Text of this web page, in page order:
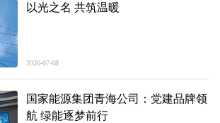
以光之名 共筑温暖
2026-07-08
国家能源集团青海公司：党建品牌领
航 绿能逐梦前行